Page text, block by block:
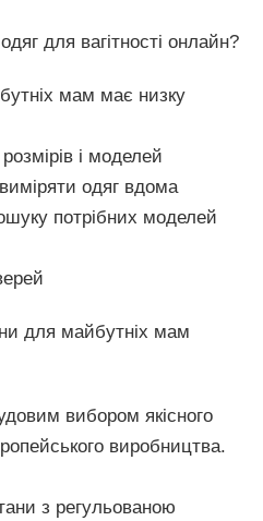
для вагітності онлайн?
мам має низку
і моделей
одяг вдома
потрібних моделей
для майбутніх мам
вибором якісного
виробництва.
з регульованою